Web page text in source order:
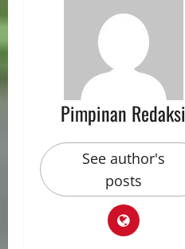
Pimpinan Redaksi
See author's
posts